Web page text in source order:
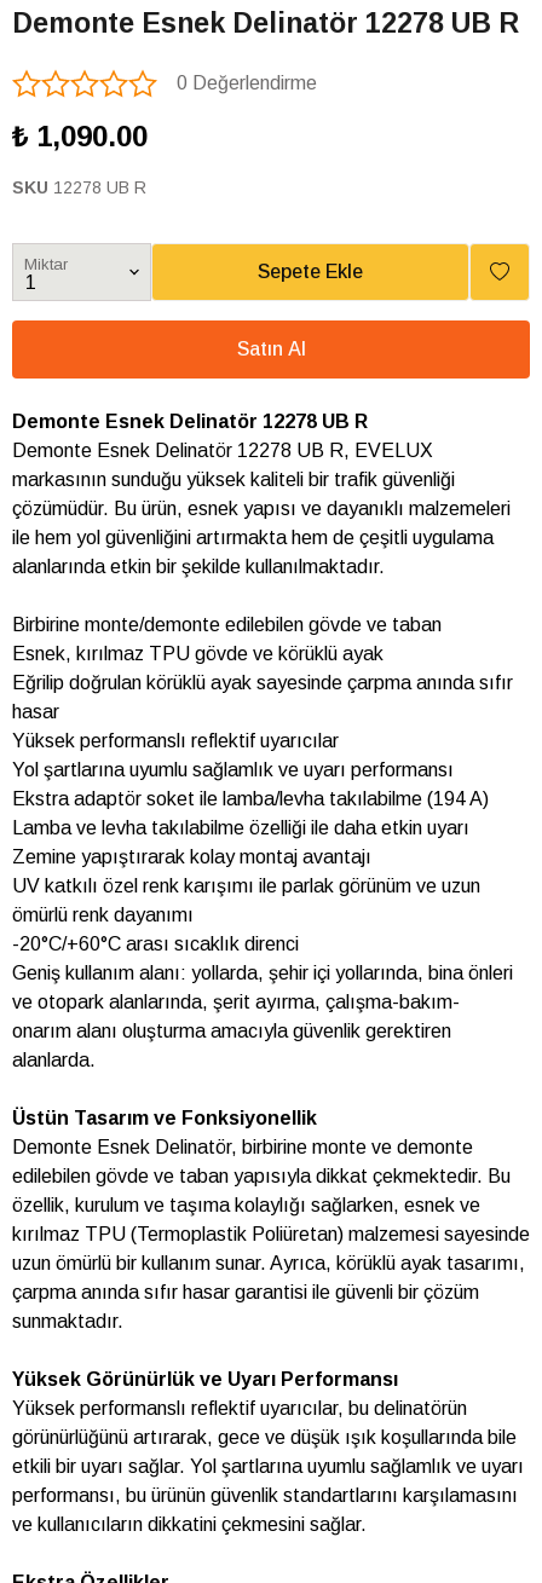
Demonte Esnek Delinatör 12278 UB R
0 Değerlendirme
₺ 1,090.00
SKU 12278 UB R
Miktar Sepete Ekle
Satın Al
Demonte Esnek Delinatör 12278 UB R
Demonte Esnek Delinatör 12278 UB R, EVELUX
markasının sunduğu yüksek kaliteli bir trafik güvenliği
çözümüdür. Bu ürün, esnek yapısı ve dayanıklı malzemeleri
ile hem yol güvenliğini artırmakta hem de çeşitli uygulama
alanlarında etkin bir şekilde kullanılmaktadır.
Birbirine monte/demonte edilebilen gövde ve taban
Esnek, kırılmaz TPU gövde ve körüklü ayak
Eğrilip doğrulan körüklü ayak sayesinde çarpma anında sıfır
hasar
Yüksek performanslı reflektif uyarıcılar
Yol şartlarına uyumlu sağlamlık ve uyarı performansı
Ekstra adaptör soket ile lamba/levha takılabilme (194 A)
Lamba ve levha takılabilme özelliği ile daha etkin uyarı
Zemine yapıştırarak kolay montaj avantajı
UV katkılı özel renk karışımı ile parlak görünüm ve uzun
ömürlü renk dayanımı
-20°C/+60°C arası sıcaklık direnci
Geniş kullanım alanı: yollarda, şehir içi yollarında, bina önleri
ve otopark alanlarında, şerit ayırma, çalışma-bakım-
onarım alanı oluşturma amacıyla güvenlik gerektiren
alanlarda.
Üstün Tasarım ve Fonksiyonellik
Demonte Esnek Delinatör, birbirine monte ve demonte
edilebilen gövde ve taban yapısıyla dikkat çekmektedir. Bu
özellik, kurulum ve taşıma kolaylığı sağlarken, esnek ve
kırılmaz TPU (Termoplastik Poliüretan) malzemesi sayesinde
uzun ömürlü bir kullanım sunar. Ayrıca, körüklü ayak tasarımı,
çarpma anında sıfır hasar garantisi ile güvenli bir çözüm
sunmaktadır.
Yüksek Görünürlük ve Uyarı Performansı
Yüksek performanslı reflektif uyarıcılar, bu delinatörün
görünürlüğünü artırarak, gece ve düşük ışık koşullarında bile
etkili bir uyarı sağlar. Yol şartlarına uyumlu sağlamlık ve uyarı
performansı, bu ürünün güvenlik standartlarını karşılamasını
ve kullanıcıların dikkatini çekmesini sağlar.